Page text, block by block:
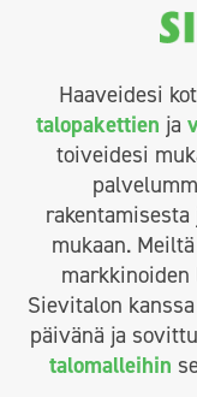
Haaveidesi
talopakettien ja
toiveidesi
mukaan.
Sievitalon
päivänä ja
talomalleihin